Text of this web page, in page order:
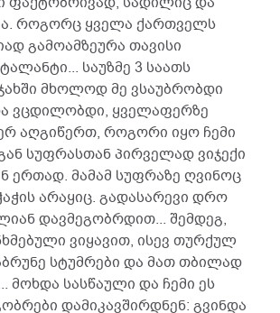
როგორც ყველა ქართველს
გამოამზეურა თავისი
საუზმე 3 საათს
მხოლოდ მე ვსაუბრობდი
ვცდილობდი, ყველაფერზე
აღგიწერთ, როგორი იყო ჩემი
სუფრასთან პირველად ვიჯექი
ერთად. მამამ სუფრაზე ღვინოც
არაყიც. გადასარევი დრო
დავმეგობრდით... შემდეგ,
ვიყავით, ისევ თურქულ
სტუმრები და მათ თბილად
მოხდა სასწაული და ჩემი ეს
დამიკავშირდნენ: გვინდა